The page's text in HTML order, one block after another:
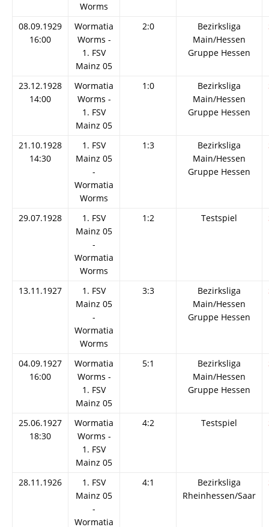
Worms
08.09.1929
16:00
Wormatia
Worms -
1. FSV
Mainz 05
2:0
Bezirksliga
Main/Hessen
Gruppe Hessen
23.12.1928
14:00
Wormatia
Worms -
1. FSV
Mainz 05
1:0
Bezirksliga
Main/Hessen
Gruppe Hessen
21.10.1928
14:30
1. FSV
Mainz 05
-
Wormatia
Worms
1:3
Bezirksliga
Main/Hessen
Gruppe Hessen
29.07.1928
1. FSV
Mainz 05
-
Wormatia
Worms
1:2 Testspiel
13.11.1927
1. FSV
Mainz 05
-
Wormatia
Worms
3:3
Bezirksliga
Main/Hessen
Gruppe Hessen
04.09.1927
16:00
Wormatia
Worms -
1. FSV
Mainz 05
5:1
Bezirksliga
Main/Hessen
Gruppe Hessen
25.06.1927
18:30
Wormatia
Worms -
1. FSV
Mainz 05
4:2 Testspiel
28.11.1926
1. FSV
Mainz 05
-
Wormatia
4:1
Bezirksliga
Rheinhessen/Saar